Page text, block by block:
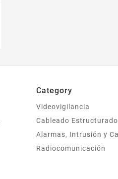
Category
Videovigilancia
Cableado Estructurado
Alarmas, Intrusión y
Radiocomunicación